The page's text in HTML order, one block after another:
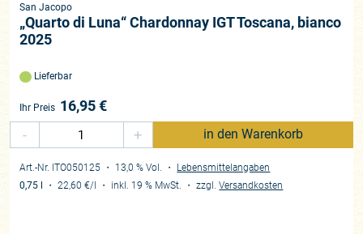
San Jacopo
„Quarto di Luna“ Chardonnay IGT Toscana, bianco
2025
Lieferbar
Ihr Preis 16,95€
-
+ in den Warenkorb
Art.-Nr. ITO050125 ・ 13,0 % Vol. ・ Lebensmittelangaben
0,75 l
・22,60 €/l ・ inkl. 19 % MwSt. ・zzgl.Versandkosten